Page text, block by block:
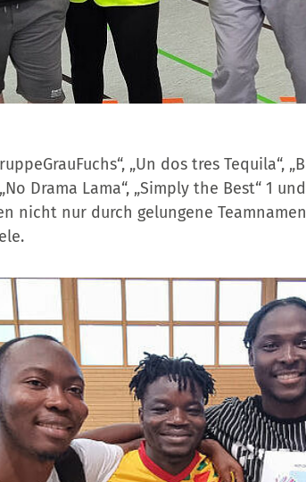
„Un dos tres Tequila“,
Drama Lama“, „Simply the Best“ 1
nicht nur durch gelungene